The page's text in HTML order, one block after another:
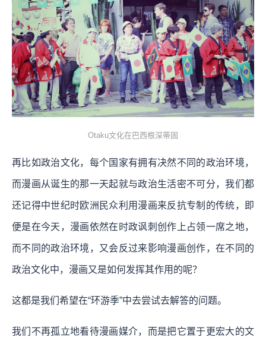
Otaku文化在巴西根深蒂固
再比如政治文化，每个国家有拥有决然不同的政治环境，
而漫画从诞生的那一天起就与政治生活密不可分，我们都
还记得中世纪时欧洲民众利用漫画来反抗专制的传统，即
便是在今天，漫画依然在时政讽刺创作上占领一席之地，
而不同的政治环境，又会反过来影响漫画创作，在不同的
政治文化中，漫画又是如何发挥其作用的呢？
这都是我们希望在“环游季”中去尝试去解答的问题。
我们不再孤立地看待漫画媒介，而是把它置于更宏大的文